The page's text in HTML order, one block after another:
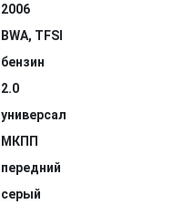
2006
BWA, TFSI
бензин
2.0
универсал
МКПП
передний
серый